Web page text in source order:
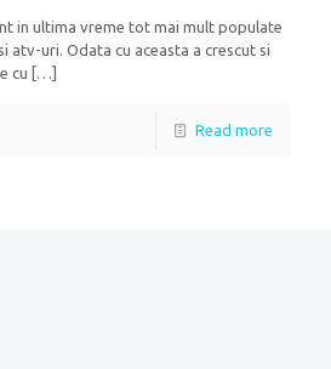
in ultima vreme tot mai mult populate
atv-uri. Odata cu aceasta a crescut si
cu […]
Read more